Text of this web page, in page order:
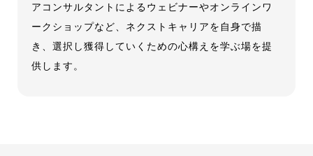
アコンサルタントによるウェビナーやオンラインワ
ークショップなど、ネクストキャリアを自身で描
き、選択し獲得していくための心構えを学ぶ場を提
供します。